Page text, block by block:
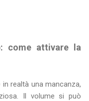
come attivare la
realtà una mancanza,
Il volume si può